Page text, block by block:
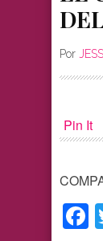
Por
Pin It